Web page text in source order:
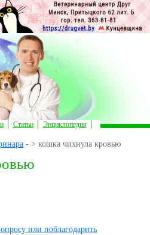
- > кошка чихнула кровью
или поблагодарить
Статьи Энциклопедия